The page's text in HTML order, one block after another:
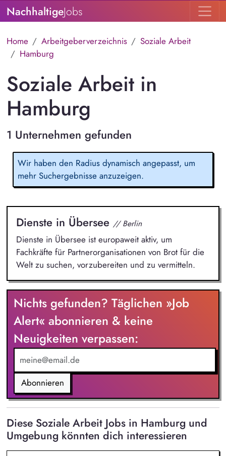
NachhaltigeJobs
Home Arbeitgeberverzeichnis
Soziale Arbeit
Hamburg
Soziale Arbeit in
Hamburg
1 Unternehmen gefunden
Wir haben den Radius dynamisch angepasst, um
mehr Suchergebnisse anzuzeigen.
Dienste in Übersee // Berlin
Dienste in Übersee ist europaweit aktiv, um
Fachkräfte für Partnerorganisationen von Brot für die
Welt zu suchen, vorzubereiten und zu vermitteln.
Nichts gefunden? Täglichen »Job
Alert« abonnieren & keine
Neuigkeiten verpassen:
Abonnieren
Diese Soziale Arbeit Jobs in Hamburg und
Umgebung könnten dich interessieren